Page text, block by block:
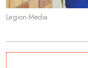
Legion-Media